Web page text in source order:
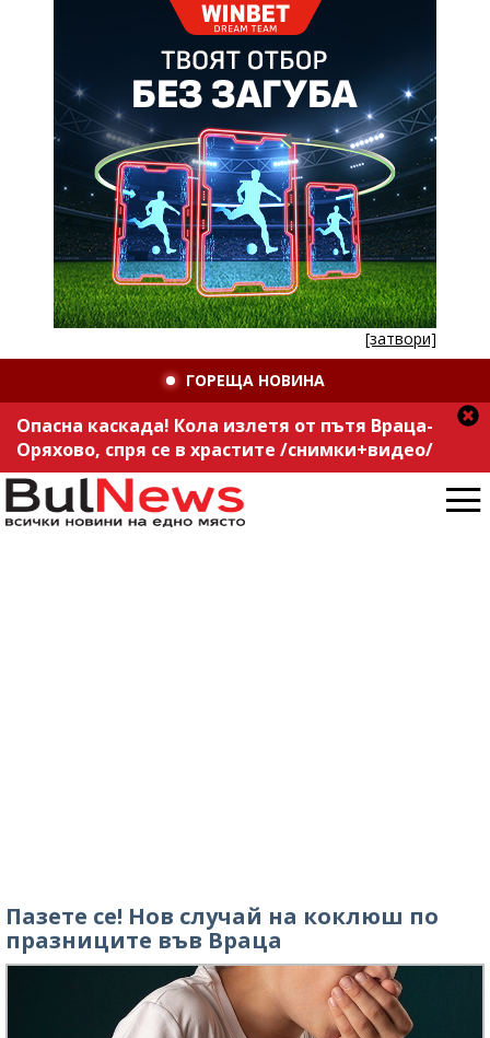
[затвори]
ГОРЕЩА НОВИНА
Опасна каскада! Кола излетя от пътя Враца-
Оряхово, спря се в храстите /снимки+видео/
Пазете се! Нов случай на коклюш по
празниците във Враца